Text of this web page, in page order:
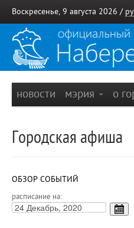
Воскресенье, 9 августа 2026 /
новости мэрия о
Городская афиша
ОБЗОР СОБЫТИЙ
расписание на: